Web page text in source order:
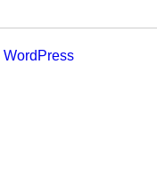
WordPress